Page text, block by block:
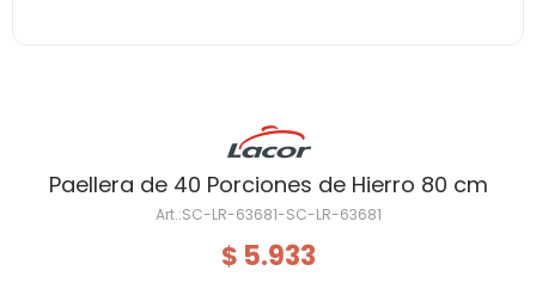
Paellera de 40 Porciones de Hierro 80 cm
SC-LR-63681-SC-LR-63681
$ 5.933